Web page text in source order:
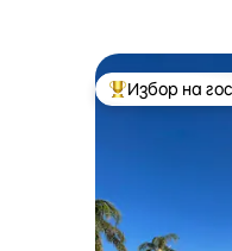
Най-Избор на